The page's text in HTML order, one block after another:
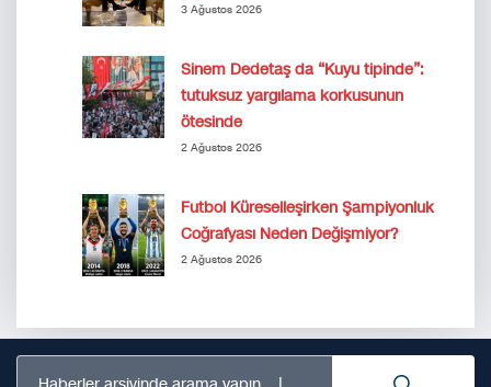
3 Ağustos 2026
Sinem Dedetaş da “Kuyu tipinde”:
tutuksuz yargılama korkusunun
ötesinde
2 Ağustos 2026
Futbol Küreselleşirken Şampiyonluk
Coğrafyası Neden Değişmiyor?
2 Ağustos 2026